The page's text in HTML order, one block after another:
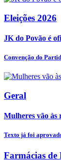
Eleições 2026
JK do Povão é
Convenção do
Geral
Mulheres vão às
Texto já foi
Farmácias de